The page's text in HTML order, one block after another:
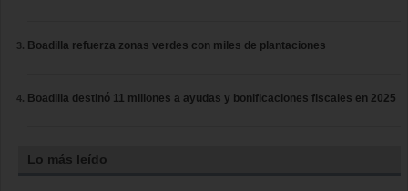
Boadilla refuerza zonas verdes con miles de plantaciones
Boadilla destinó 11 millones a ayudas y bonificaciones fiscales en 2025
Lo más leído